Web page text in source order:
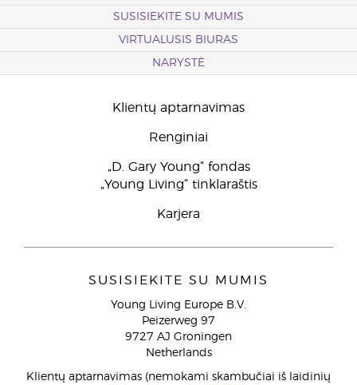
SUSISIEKITE SU MUMIS
VIRTUALUSIS BIURAS
NARYSTĖ
Klientų aptarnavimas
Renginiai
„D. Gary Young“ fondas
„Young Living“ tinklaraštis
Karjera
SUSISIEKITE SU MUMIS
Young Living Europe B.V.
Peizerweg 97
9727 AJ Groningen
Netherlands
Klientų aptarnavimas (nemokami skambučiai iš laidinių